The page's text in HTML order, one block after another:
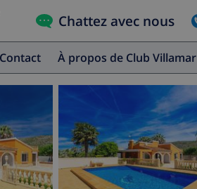
Chattez avec nous
Contact À propos de Club Villamar